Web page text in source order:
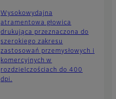
Wysokowydajna
atramentowa głowica
drukująca przeznaczona do
szerokiego zakresu
zastosowań przemysłowych i
komercyjnych w
rozdzielczościach do 400
dpi.